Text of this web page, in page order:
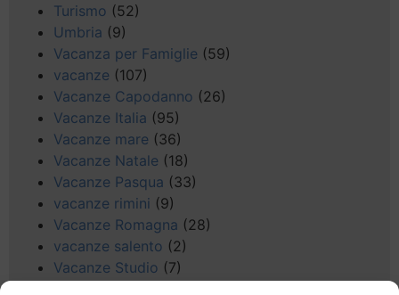
Turismo (52)
Umbria (9)
Vacanza per Famiglie (59)
vacanze (107)
Vacanze Capodanno (26)
Vacanze Italia (95)
Vacanze mare (36)
Vacanze Natale (18)
Vacanze Pasqua (33)
vacanze rimini (9)
Vacanze Romagna (28)
vacanze salento (2)
Vacanze Studio (7)